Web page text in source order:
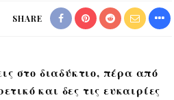
SHARE
στο διαδύκτιο, πέρα από
και δες τις ευκαιρίες